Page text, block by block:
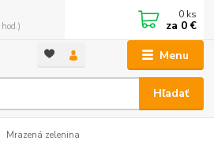
Menu
Hľadať
0 ks
za 0 €
Mrazená zelenina